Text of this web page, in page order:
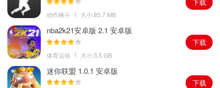
1.玩家将在游戏中体验一场充满激情的动作战斗，在此，你将体验五
个方面的挑战，包括森林、沙漠、山脉以及其他区域主题。
2.继续精彩纷呈的横版战斗体验，增加更多有趣的内容，新英雄加入
更多新英雄，让游戏更好看，体验前所未有的横版动作冒险。
3.玩家需要进行各种战斗，操作简单，经典战斗游戏，拥有特定的控
制能力，在黑暗世界中击败敌人，成为最强悍的战士，收集各式各
动作格斗 大小:85.7 MB
nba2k21安卓版 2.1 安卓版
体育运动 大小:3.5 GB
下载
迷你联盟 1.0.1 安卓版
下载